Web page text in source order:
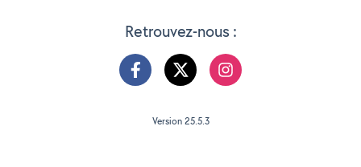
Retrouvez-nous :
Version 25.5.3